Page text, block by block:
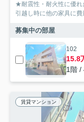
★耐震性・耐火性に優
引越し時に他の家具に費
募集中の部屋
102
15.8
1階 /
賃貸マンション